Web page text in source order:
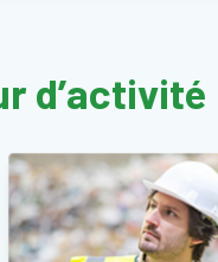
d’activité